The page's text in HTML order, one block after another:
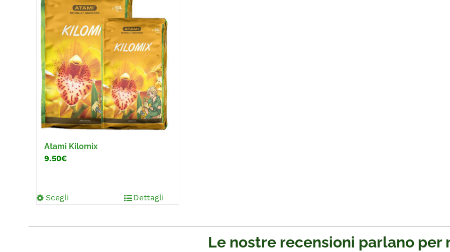
Atami Kilomix
9.50€
Scegli Dettagli
Le nostre recensioni parlano per